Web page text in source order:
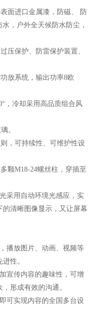
面进口金属漆，防磁、
防
水，户外全天候防水防尘，
压保护、防雷保护装置、
放系统，输出功率8欧
，冷却采用高品质组合风
。
，可持续性、可维护性设
颗M18-24螺丝柱，穿插至
采用自动环境光感应，实
清晰图像显示，又让屏幕
播放图片、动画、视频等
性。
宣传内容的趣味性，可增
形成有效的沟通。
可实现内容的全国多台设